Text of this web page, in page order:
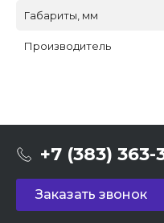
Габариты, мм
Производитель
+7 (383)
Заказать звонок